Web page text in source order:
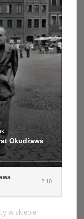
Okudżawa
2:10
w sklepie